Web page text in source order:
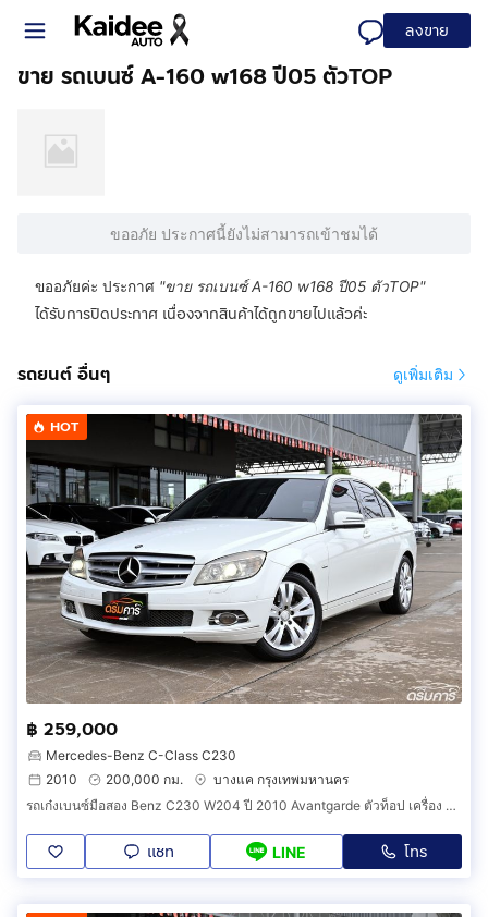
ลงขาย
ขาย รถเบนซ์ A-160 w168 ปี05 ตัวTOP
ขออภัย ประกาศนี้ยังไม่สามารถเข้าชมได้
ขออภัยค่ะ ประกาศ "ขาย รถเบนซ์ A-160 w168 ปี05 ตัวTOP"
ได้รับการปิดประกาศ เนื่องจากสินค้าได้ถูกขายไปแล้วค่ะ
รถยนต์ อื่นๆ ดูเพิ่มเติม
HOT
฿ 259,000
Mercedes-Benz C-Class C230
2010
200,000 กม.
บางแค กรุงเทพมหานคร
รถเก๋งเบนซ์มือสอง Benz C230 W204 ปี 2010 Avantgarde ตัวท็อป เครื่อง 2.5 แรง คุ้มค่าที่สุดในราคาไม่ถึงสามแสน (รหัสสินค้า DGGD)
แชท LINE โทร